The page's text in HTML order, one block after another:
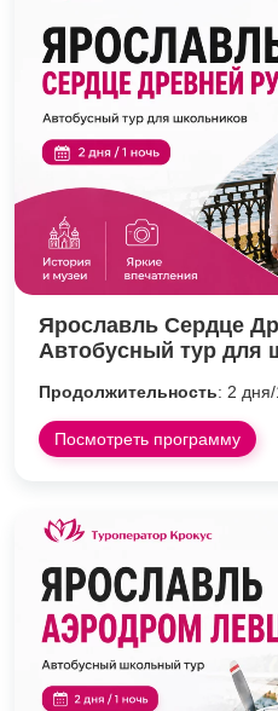
Ярославль Сердце
Автобусный тур для
Продолжительность: 2
Посмотреть программу